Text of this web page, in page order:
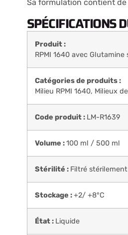
Sa formulation contient
SPÉCIFICATIONS
Produit :
RPMI 1640 avec Glutamine
Catégories de produits :
Milieu RPMI 1640, Milieux
Code produit : LM-R1639
Volume :100 ml / 500 ml
Stérilité : Filtré stérilement
Stockage :+2/ +8°C
État : Liquide